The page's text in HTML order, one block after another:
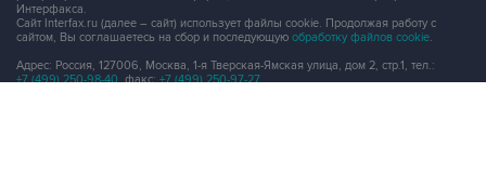
Интерфакса.
Сайт Interfax.ru (далее – сайт) использует файлы cookie. Продолжая работу с
сайтом, Вы соглашаетесь на сбор и последующую обработку файлов cookie
Адрес: Россия, 127006, Москва, 1-я Тверская-Ямская улица, дом 2, стр.1, тел.:
+7 (499) 250-98-40 , факс: +7 (499) 250-97-27